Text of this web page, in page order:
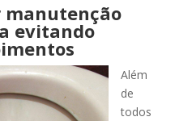
manutenção
evitando
Além
de
todos